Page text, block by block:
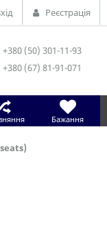
Реєстрація
+380 (50) 301-11-93
+380 (67) 81-91-071
Бажання